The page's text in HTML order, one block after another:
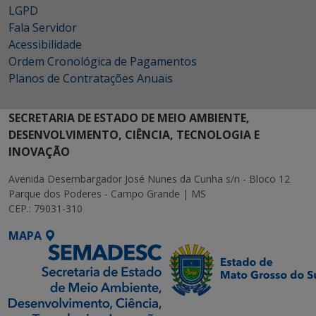
LGPD
Fala Servidor
Acessibilidade
Ordem Cronológica de Pagamentos
Planos de Contratações Anuais
SECRETARIA DE ESTADO DE MEIO AMBIENTE,
DESENVOLVIMENTO, CIÊNCIA, TECNOLOGIA E
INOVAÇÃO
Avenida Desembargador José Nunes da Cunha s/n - Bloco 12
Parque dos Poderes - Campo Grande | MS
CEP.: 79031-310
MAPA